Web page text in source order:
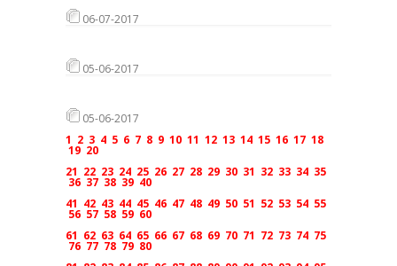
06-07-2017
05-06-2017
05-06-2017
1 2 3 4 5 6 7 8 9 10 11 12 13 14 15 16 17 18
19 20
21 22 23 24 25 26 27 28 29 30 31 32 33 34 35
36 37 38 39 40
41 42 43 44 45 46 47 48 49 50 51 52 53 54 55
56 57 58 59 60
61 62 63 64 65 66 67 68 69 70 71 72 73 74 75
76 77 78 79 80